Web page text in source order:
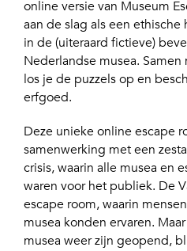
online versie van Museum
aan de slag als een
in de (uiteraard fictieve)
Nederlandse musea.
los je de puzzels op en
erfgoed.
Deze unieke online escape
samenwerking met een
crisis, waarin alle musea en
waren voor het publiek. De
escape room, waarin
musea konden ervaren.
musea weer zijn geopend,